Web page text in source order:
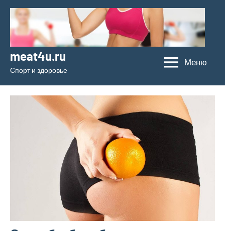
Перейти
содержимому
meat4u.ru
Спорт и здоровье
Меню